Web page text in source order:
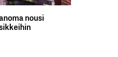
nousi